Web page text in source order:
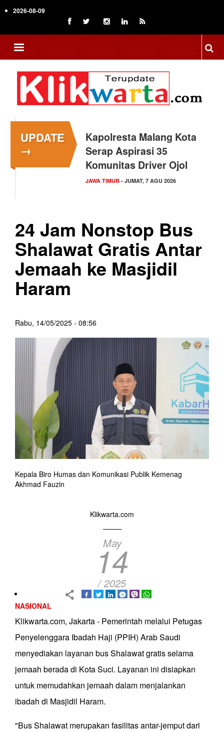
to
content
2026-08-09
UPDATE
→
Kapolresta Malang Kota
Serap Aspirasi 35
Komunitas Driver Ojol
JAWA TIMUR - JUMAT, 7 AGU 2026
24 Jam Nonstop Bus
Shalawat Gratis Antar
Jemaah ke Masjidil
Haram
Rabu, 14/05/2025 - 08:56
Kepala Biro Humas dan Komunikasi Publik Kemenag
Akhmad Fauzin
Klikwarta.com
May
14
/ 2025
NASIONAL
Klikwarta.com, Jakarta - Pemerintah melalui Petugas
Penyelenggara Ibadah Haji (PPIH) Arab Saudi
menyediakan layanan bus Shalawat gratis selama
jemaah berada di Kota Suci. Layanan ini disiapkan
untuk memudahkan jemaah dalam menjalankan
ibadah di Masjidil Haram.
"Bus Shalawat merupakan fasilitas antar-jemput dari